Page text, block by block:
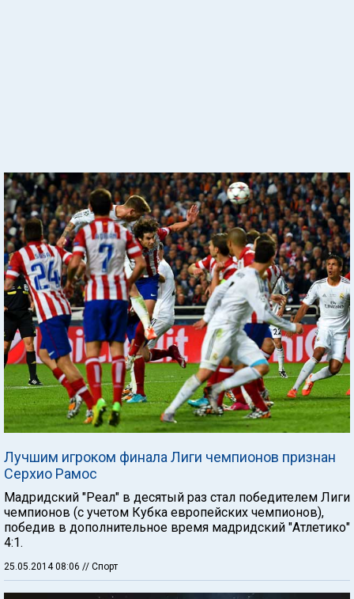
Лучшим игроком финала Лиги чемпионов признан
Серхио Рамос
Мадридский "Реал" в десятый раз стал победителем Лиги
чемпионов (с учетом Кубка европейских чемпионов),
победив в дополнительное время мадридский "Атлетико"
4:1.
25.05.2014 08:06 // Спорт